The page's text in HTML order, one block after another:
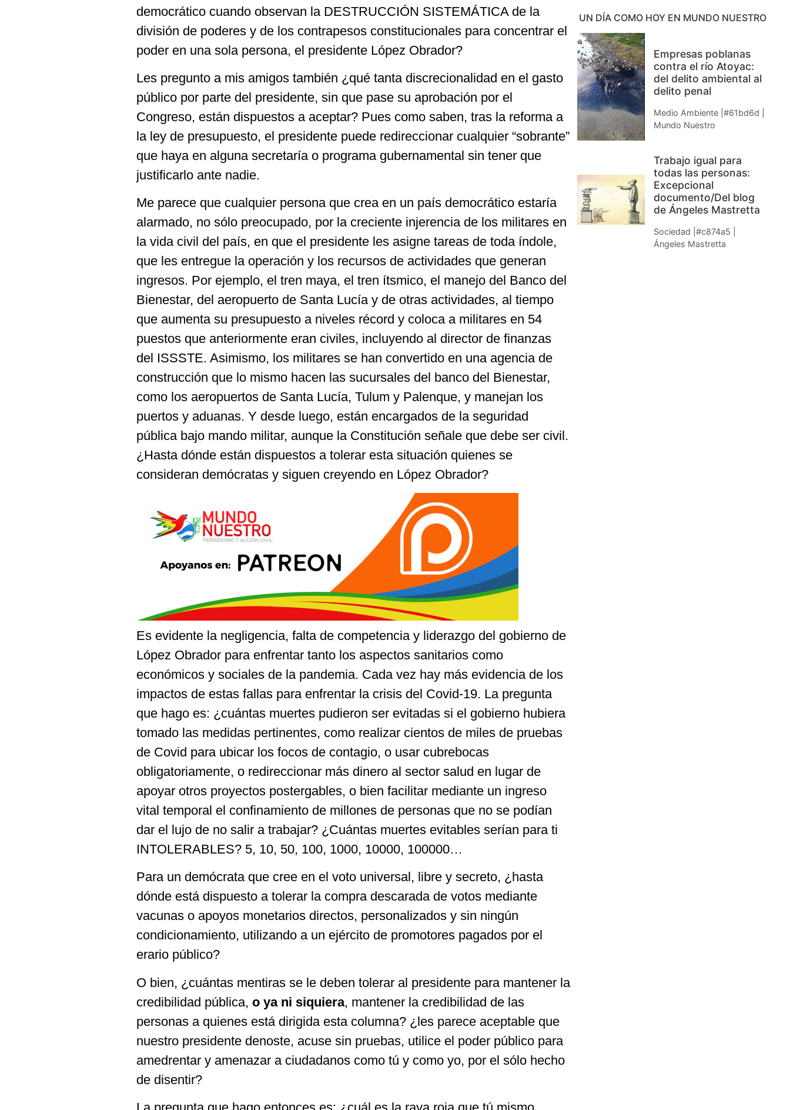
democrático cuando observan la DESTRUCCIÓN SISTEMÁTICA de la
división de poderes y de los contrapesos constitucionales para concentrar el
poder en una sola persona, el presidente López Obrador?
Les pregunto a mis amigos también ¿qué tanta discrecionalidad en el gasto
público por parte del presidente, sin que pase su aprobación por el
Congreso, están dispuestos a aceptar? Pues como saben, tras la reforma a
la ley de presupuesto, el presidente puede redireccionar cualquier “sobrante”
que haya en alguna secretaría o programa gubernamental sin tener que
justificarlo ante nadie.
Me parece que cualquier persona que crea en un país democrático estaría
alarmado, no sólo preocupado, por la creciente injerencia de los militares en
la vida civil del país, en que el presidente les asigne tareas de toda índole,
que les entregue la operación y los recursos de actividades que generan
ingresos. Por ejemplo, el tren maya, el tren ítsmico, el manejo del Banco del
Bienestar, del aeropuerto de Santa Lucía y de otras actividades, al tiempo
que aumenta su presupuesto a niveles récord y coloca a militares en 54
puestos que anteriormente eran civiles, incluyendo al director de finanzas
del ISSSTE. Asimismo, los militares se han convertido en una agencia de
construcción que lo mismo hacen las sucursales del banco del Bienestar,
como los aeropuertos de Santa Lucía, Tulum y Palenque, y manejan los
puertos y aduanas. Y desde luego, están encargados de la seguridad
pública bajo mando militar, aunque la Constitución señale que debe ser civil.
¿Hasta dónde están dispuestos a tolerar esta situación quienes se
consideran demócratas y siguen creyendo en López Obrador?
Es evidente la negligencia, falta de competencia y liderazgo del gobierno de
López Obrador para enfrentar tanto los aspectos sanitarios como
económicos y sociales de la pandemia. Cada vez hay más evidencia de los
impactos de estas fallas para enfrentar la crisis del Covid-19. La pregunta
que hago es: ¿cuántas muertes pudieron ser evitadas si el gobierno hubiera
tomado las medidas pertinentes, como realizar cientos de miles de pruebas
de Covid para ubicar los focos de contagio, o usar cubrebocas
obligatoriamente, o redireccionar más dinero al sector salud en lugar de
apoyar otros proyectos postergables, o bien facilitar mediante un ingreso
vital temporal el confinamiento de millones de personas que no se podían
dar el lujo de no salir a trabajar? ¿Cuántas muertes evitables serían para ti
INTOLERABLES? 5, 10, 50, 100, 1000, 10000, 100000…
Para un demócrata que cree en el voto universal, libre y secreto, ¿hasta
dónde está dispuesto a tolerar la compra descarada de votos mediante
vacunas o apoyos monetarios directos, personalizados y sin ningún
condicionamiento, utilizando a un ejército de promotores pagados por el
erario público?
O bien, ¿cuántas mentiras se le deben tolerar al presidente para mantener la
credibilidad pública, o ya ni siquiera, mantener la credibilidad de las
personas a quienes está dirigida esta columna? ¿les parece aceptable que
nuestro presidente denoste, acuse sin pruebas, utilice el poder público para
amedrentar y amenazar a ciudadanos como tú y como yo, por el sólo hecho
de disentir?
UN DÍA COMO HOY EN MUNDO NUESTRO
Empresas poblanas
contra el río Atoyac:
del delito ambiental al
delito penal
Medio Ambiente |#61bd6d |
Mundo Nuestro
Trabajo igual para
todas las personas:
Excepcional
documento/Del blog
de Ángeles Mastretta
Sociedad |#c874a5 |
Ángeles Mastretta